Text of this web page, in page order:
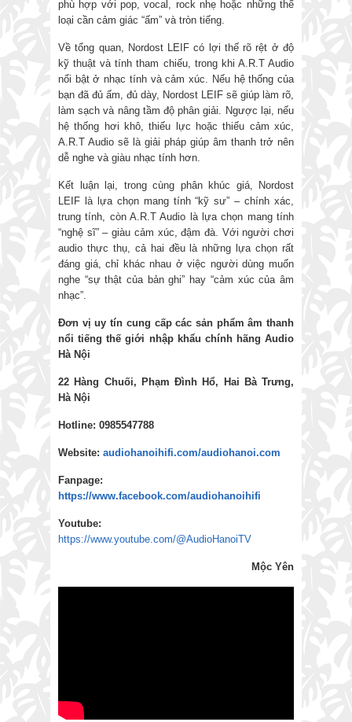
phù hợp với pop, vocal, rock nhẹ hoặc những thể
loại cần cảm giác “ấm” và tròn tiếng.
Về tổng quan, Nordost LEIF có lợi thế rõ rệt ở độ
kỹ thuật và tính tham chiếu, trong khi A.R.T Audio
nổi bật ở nhạc tính và cảm xúc. Nếu hệ thống của
bạn đã đủ ấm, đủ dày, Nordost LEIF sẽ giúp làm rõ,
làm sạch và nâng tầm độ phân giải. Ngược lại, nếu
hệ thống hơi khô, thiếu lực hoặc thiếu cảm xúc,
A.R.T Audio sẽ là giải pháp giúp âm thanh trở nên
dễ nghe và giàu nhạc tính hơn.
Kết luận lại, trong cùng phân khúc giá, Nordost
LEIF là lựa chọn mang tính “kỹ sư” – chính xác,
trung tính, còn A.R.T Audio là lựa chọn mang tính
“nghệ sĩ” – giàu cảm xúc, đậm đà. Với người chơi
audio thực thụ, cả hai đều là những lựa chọn rất
đáng giá, chỉ khác nhau ở việc người dùng muốn
nghe “sự thật của bản ghi” hay “cảm xúc của âm
nhạc”.
Đơn vị uy tín cung cấp các sản phẩm âm thanh
nổi tiếng thế giới nhập khẩu chính hãng Audio
Hà Nội
22 Hàng Chuối, Phạm Đình Hổ, Hai Bà Trưng,
Hà Nội
Hotline: 0985547788
Website: audiohanoihifi.com/audiohanoi.com
Fanpage:
https://www.facebook.com/audiohanoihifi
Youtube:
https://www.youtube.com/@AudioHanoiTV
Mộc Yên